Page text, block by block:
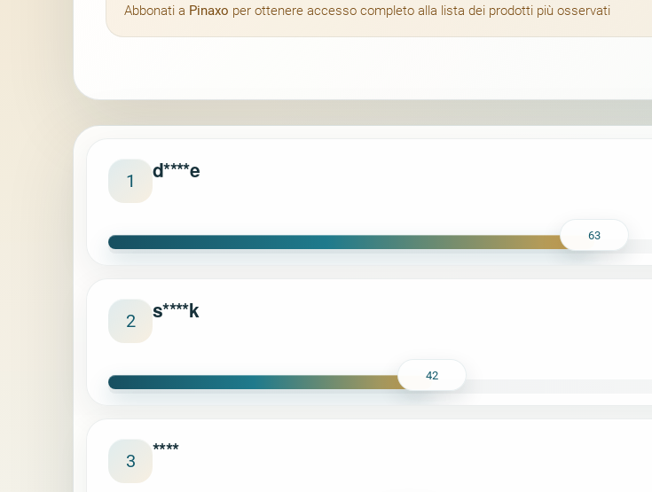
Abbonati a Pinaxo per ottenere accesso completo alla lista dei prodotti più osservati
1 d****e
63
2 s****k
42
3 ****